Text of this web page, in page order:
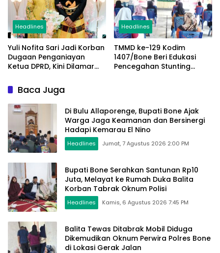
Headlines
Yuli Nofita Sari Jadi Korban
Dugaan Penganiayan
Ketua DPRD, Kini Dilamar
Headlines
TMMD ke-129 Kodim
1407/Bone Beri Edukasi
Pencegahan Stunting
Baca Juga
Di Bulu Allaporenge, Bupati Bone Ajak
Warga Jaga Keamanan dan Bersinergi
Hadapi Kemarau El Nino
Headlines Jumat, 7 Agustus 2026 2:00 PM
Bupati Bone Serahkan Santunan Rp10
Juta, Melayat ke Rumah Duka Balita
Korban Tabrak Oknum Polisi
Headlines Kamis, 6 Agustus 2026 7:45 PM
Balita Tewas Ditabrak Mobil Diduga
Dikemudikan Oknum Perwira Polres Bone
di Lokasi Gerak Jalan